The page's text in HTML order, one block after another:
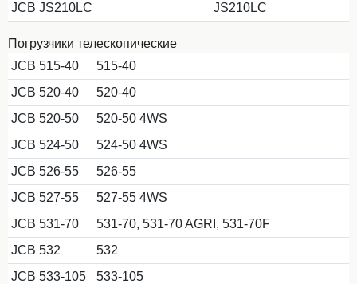
JCB JS210LC
JS210LC
Погрузчики телескопические
JCB 515-40
515-40
JCB 520-40
520-40
JCB 520-50
520-50 4WS
JCB 524-50
524-50 4WS
JCB 526-55
526-55
JCB 527-55
527-55 4WS
JCB 531-70
531-70, 531-70 AGRI, 531-70F
JCB 532
532
JCB 533-105
533-105